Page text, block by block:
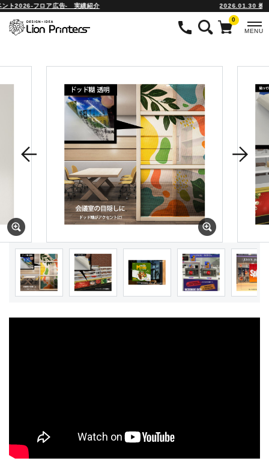
フロア広告- 実績紹介 2026.01.30 株式会社
0
MENU